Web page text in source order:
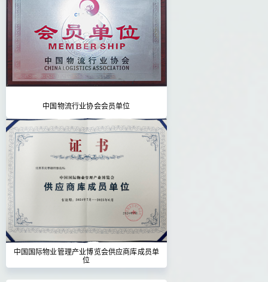
中国物流行业协会会员单位
中国国际物业管理产业博览会供应商库成员单
位